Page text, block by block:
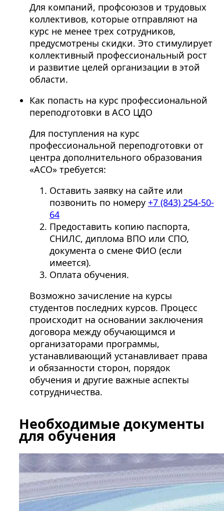
Для компаний, профсоюзов и трудовых
коллективов, которые отправляют на
курс не менее трех сотрудников,
предусмотрены скидки. Это стимулирует
коллективный профессиональный рост
и развитие целей организации в этой
области.
Как попасть на курс профессиональной
переподготовки в АСО ЦДО
Для поступления на курс
профессиональной переподготовки от
центра дополнительного образования
«АСО» требуется:
Оставить заявку на сайте или
позвонить по номеру +7 (843) 254-50-
64
Предоставить копию паспорта,
СНИЛС, диплома ВПО или СПО,
документа о смене ФИО (если
имеется).
Оплата обучения.
Возможно зачисление на курсы
студентов последних курсов. Процесс
происходит на основании заключения
договора между обучающимся и
организаторами программы,
устанавливающий устанавливает права
и обязанности сторон, порядок
обучения и другие важные аспекты
сотрудничества.
Необходимые документы
для обучения